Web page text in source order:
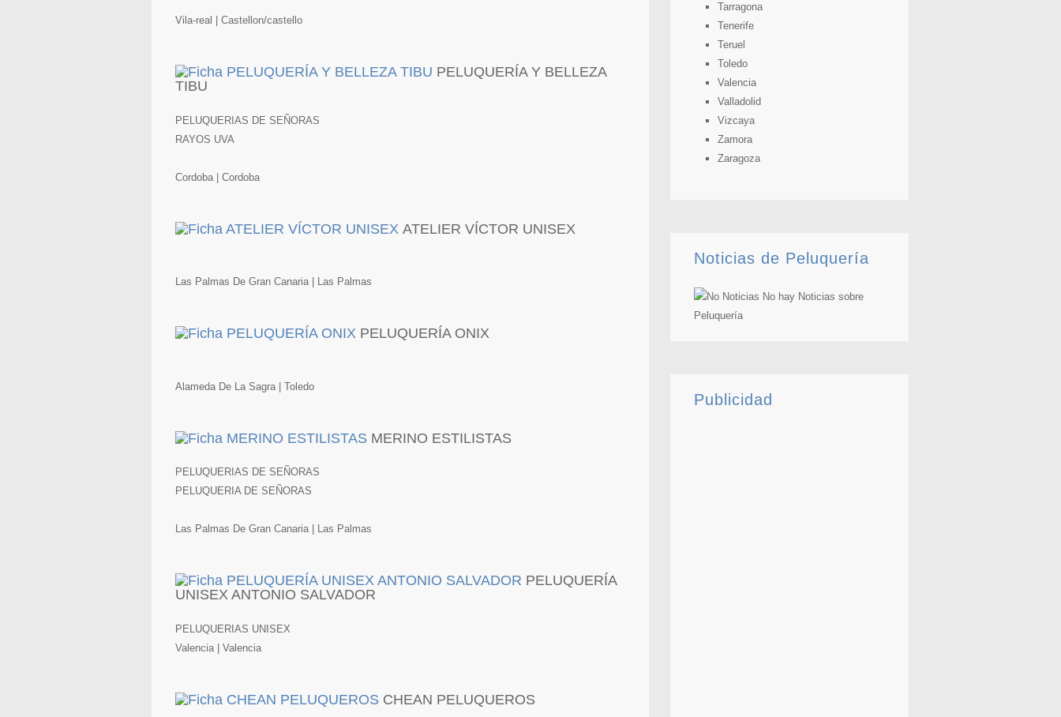
Vila-real | Castellon/castello
PELUQUERÍA Y BELLEZA
TIBU
PELUQUERIAS DE SEÑORAS
RAYOS UVA
Cordoba | Cordoba
ATELIER VÍCTOR UNISEX
Las Palmas De Gran Canaria | Las Palmas
PELUQUERÍA ONIX
Alameda De La Sagra | Toledo
MERINO ESTILISTAS
PELUQUERIAS DE SEÑORAS
PELUQUERIA DE SEÑORAS
Las Palmas De Gran Canaria | Las Palmas
PELUQUERÍA
UNISEX ANTONIO SALVADOR
PELUQUERIAS UNISEX
Valencia | Valencia
CHEAN PELUQUEROS
Tarragona
Tenerife
Teruel
Toledo
Valencia
Valladolid
Vizcaya
Zamora
Zaragoza
Noticias de Peluquería
No hay Noticias sobre
Peluquería
Publicidad